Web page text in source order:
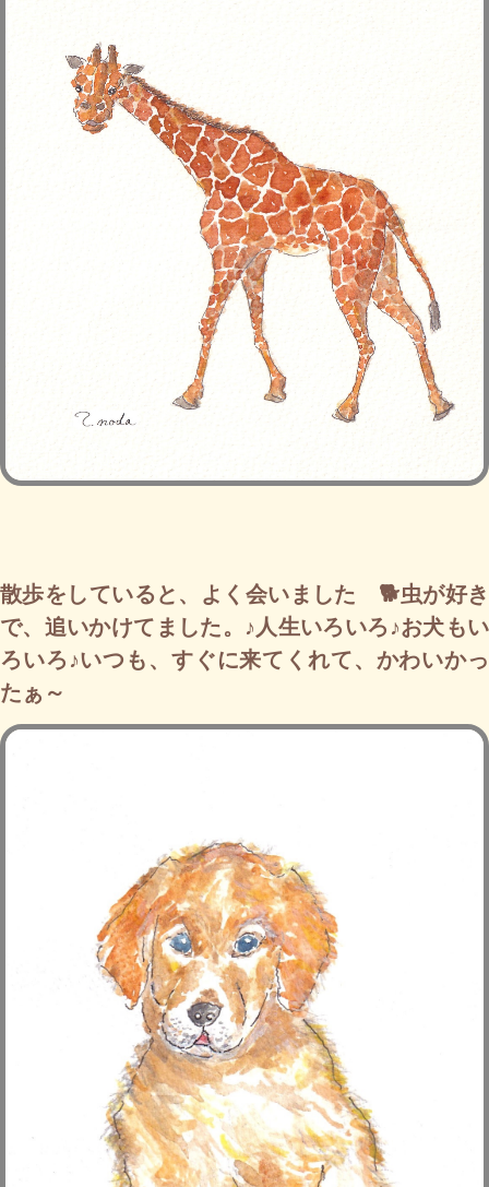
散歩をしていると、よく会いました 🐕虫が好き
で、追いかけてました。♪人生いろいろ♪お犬もい
ろいろ♪いつも、すぐに来てくれて、かわいかっ
たぁ～